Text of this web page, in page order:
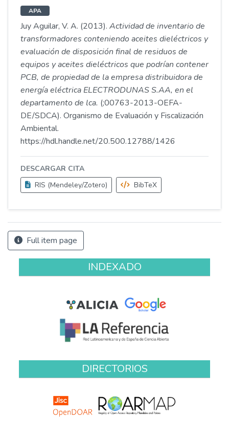
APA
Juy Aguilar, V. A. (2013). Actividad de inventario de
transformadores conteniendo aceites dieléctricos y
evaluación de disposición final de residuos de
equipos y aceites dieléctricos que podrían contener
PCB, de propiedad de la empresa distribuidora de
energía eléctrica ELECTRODUNAS S.AA, en el
departamento de lca. (;00763-2013-OEFA-
DE/SDCA). Organismo de Evaluación y Fiscalización
Ambiental.
https://hdl.handle.net/20.500.12788/1426
DESCARGAR CITA
RIS (Mendeley/Zotero)
BibTeX
Full item page
INDEXADO
DIRECTORIOS